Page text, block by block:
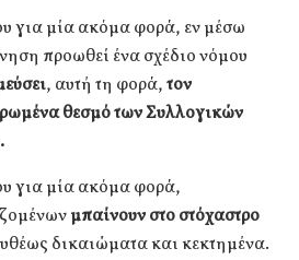
για μία ακόμα φορά, εν μέσω
προωθεί ένα σχέδιο νόμου
, αυτή τη φορά,τον
θεσμό των Συλλογικών
για μία ακόμα φορά,
μπαίνουν στο στόχαστρο
δικαιώματα και κεκτημένα.